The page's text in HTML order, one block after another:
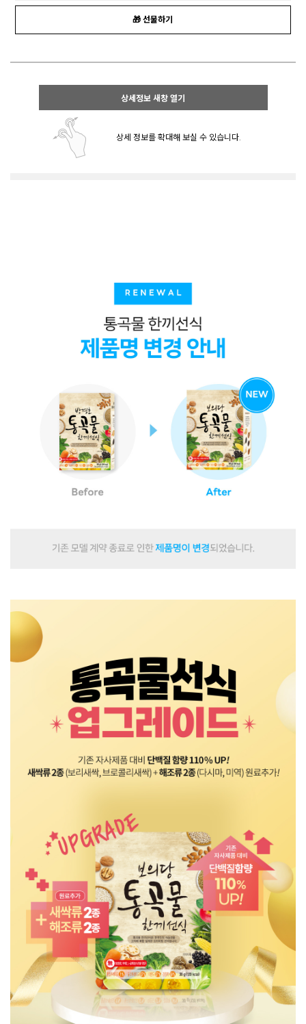
🎁 선물하기
상세정보 새창 열기
상세 정보를 확대해 보실 수 있습니다.